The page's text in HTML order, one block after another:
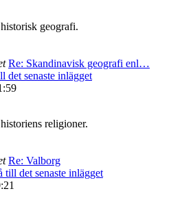
geografi.
Re: Skandinavisk geografi enl…
det senaste inlägget
religioner.
Re: Valborg
till det senaste inlägget